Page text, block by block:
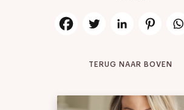
TERUG NAAR BOVEN